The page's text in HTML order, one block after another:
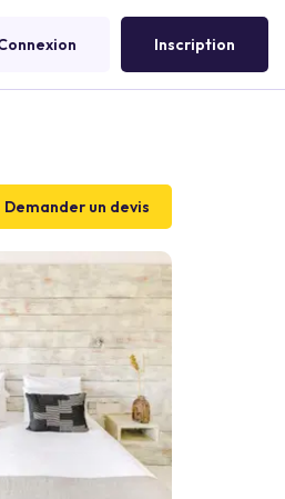
Inscription
Demander un devis